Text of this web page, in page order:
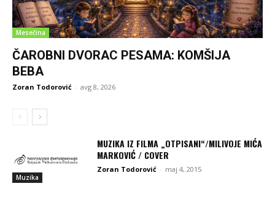
Mesečina
ČAROBNI DVORAC PESAMA: KOMŠIJA
BEBA
Zoran Todorović - avg 8, 2026
Muzika
MUZIKA IZ FILMA „OTPISANI“/MILIVOJE MIĆA
MARKOVIĆ / COVER
Zoran Todorović - maj 4, 2015